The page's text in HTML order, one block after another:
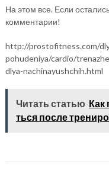
На этом все. Если
комментарии!
http://prostofitness.com/
pohudeniya/cardio/
dlya-nachinayushchih.html
Читать статью Как
ться после